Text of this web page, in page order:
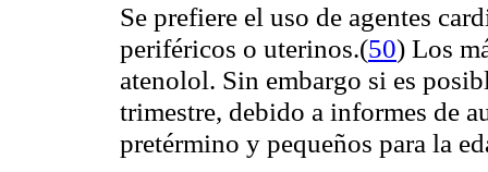
Se prefiere el uso de agentes
periféricos o uterinos.(50) Los
atenolol. Sin embargo si es
trimestre, debido a informes de
pretérmino y pequeños para la